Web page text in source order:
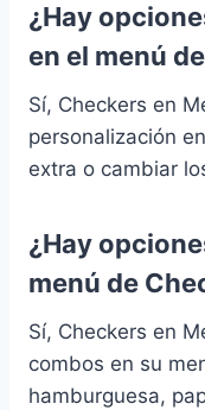
¿Hay
en el menú
Sí, Checkers en
personalización
extra o cambiar
¿Hay
menú de
Sí, Checkers en
combos en su
hamburguesa,